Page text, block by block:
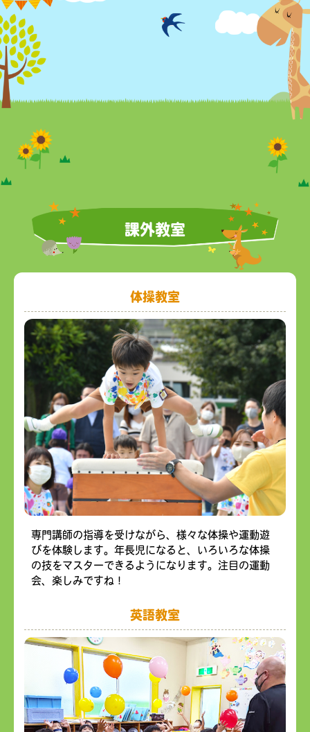
課外教室
体操教室
専門講師の指導を受けながら、様々な体操や運動遊
びを体験します。年長児になると、いろいろな体操
の技をマスターできるようになります。注目の運動
会、楽しみですね！
英語教室